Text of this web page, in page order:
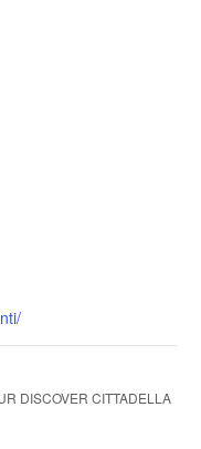
DISCOVER CITTADELLA